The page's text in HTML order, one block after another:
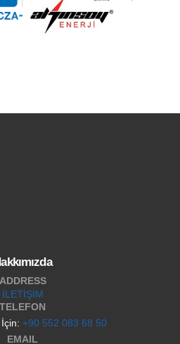
ADDRESS
İLETİŞİM
TELEFON
+90 552 083 68 50
EMAIL